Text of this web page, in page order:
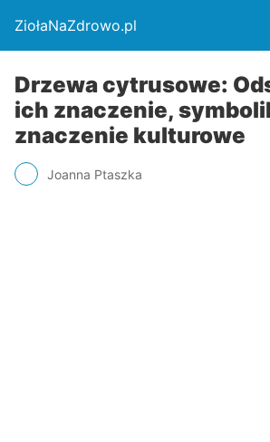
ZiołaNaZdrowo.pl
Drzewa cytrusowe:
ich znaczenie,
znaczenie kulturowe
Joanna Ptaszka